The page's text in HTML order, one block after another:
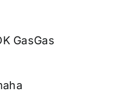
GasGas